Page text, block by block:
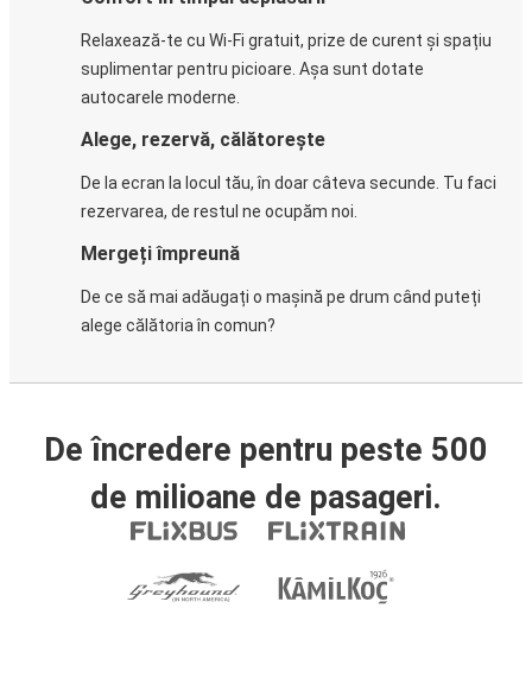
Relaxează-te cu Wi-Fi gratuit, prize de curent și spațiu
suplimentar pentru picioare. Așa sunt dotate
autocarele moderne.
Alege, rezervă, călătorește
De la ecran la locul tău, în doar câteva secunde. Tu faci
rezervarea, de restul ne ocupăm noi.
Mergeți împreună
De ce să mai adăugați o mașină pe drum când puteți
alege călătoria în comun?
De încredere pentru peste 500
de milioane de pasageri.